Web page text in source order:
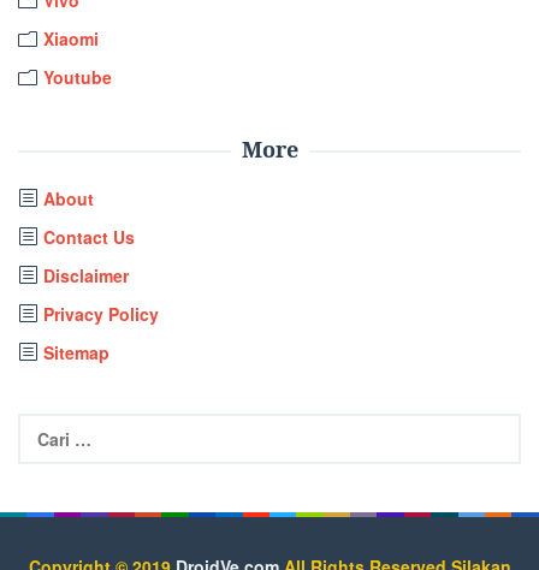
Xiaomi
Youtube
More
About
Contact Us
Disclaimer
Privacy Policy
Sitemap
untuk: